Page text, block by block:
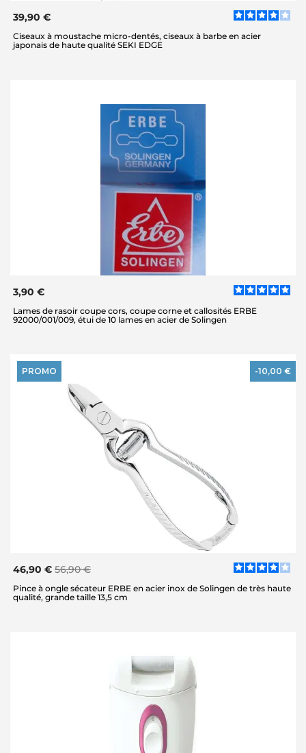
39,90 €
Ciseaux à moustache micro-dentés, ciseaux à barbe en acier
japonais de haute qualité SEKI EDGE
3,90 €
Lames de rasoir coupe cors, coupe corne et callosités ERBE
92000/001/009, étui de 10 lames en acier de Solingen
PROMO -10,00 €
46,90 € 56,90 €
Pince à ongle sécateur ERBE en acier inox de Solingen de très haute
qualité, grande taille 13,5 cm